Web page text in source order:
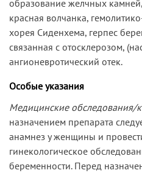
образование желчных
красная волчанка,
хорея Сиденхема, герпес
связанная с отосклерозом,
ангионевротический отек.
Особые указания
Медицинские обследования/
назначением препарата
анамнез у женщины и
гинекологическое
беременности. Перед